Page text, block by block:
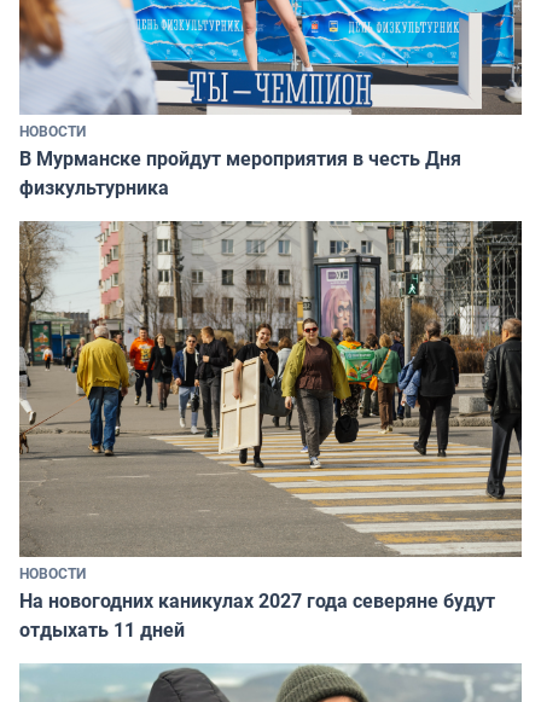
НОВОСТИ
В Мурманске пройдут мероприятия в честь Дня
физкультурника
НОВОСТИ
На новогодних каникулах 2027 года северяне будут
отдыхать 11 дней